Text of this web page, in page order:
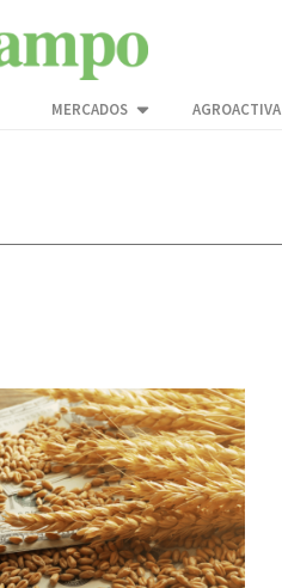
MERCADOS AGROACTIVA